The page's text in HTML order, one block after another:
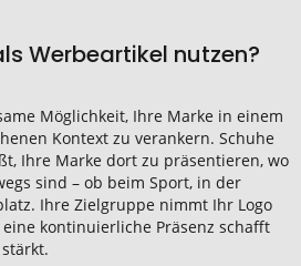
Werbeartikel nutzen?
Möglichkeit, Ihre Marke in einem
Kontext zu verankern. Schuhe
Ihre Marke dort zu präsentieren, wo
sind – ob beim Sport, in der
Ihre Zielgruppe nimmt Ihr Logo
kontinuierliche Präsenz schafft